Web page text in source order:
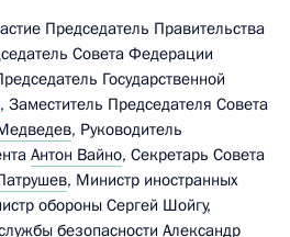
Председатель Правительства
Совета Федерации
Государственной
, Заместитель Председателя Совета
, Руководитель
Антон Вайно, Секретарь Совета
, Министр иностранных
обороны Сергей Шойгу,
безопасности Александр